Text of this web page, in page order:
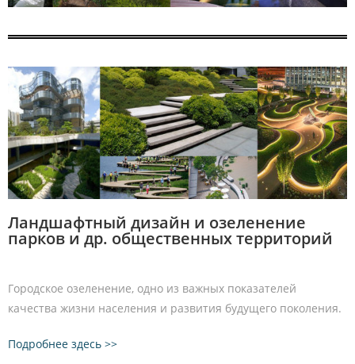
Ландшафтный дизайн и озеленение
парков и др. общественных территорий
Городское озеленение, одно из важных показателей
качества жизни населения и развития будущего поколения.
Подробнее здесь >>